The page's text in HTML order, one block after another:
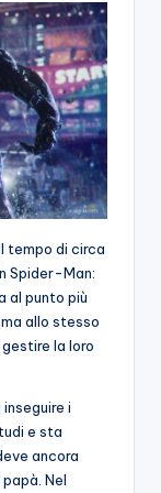
tempo di circa
Spider-Man:
al punto più
allo stesso
la loro
i
e sta
ancora
Nel